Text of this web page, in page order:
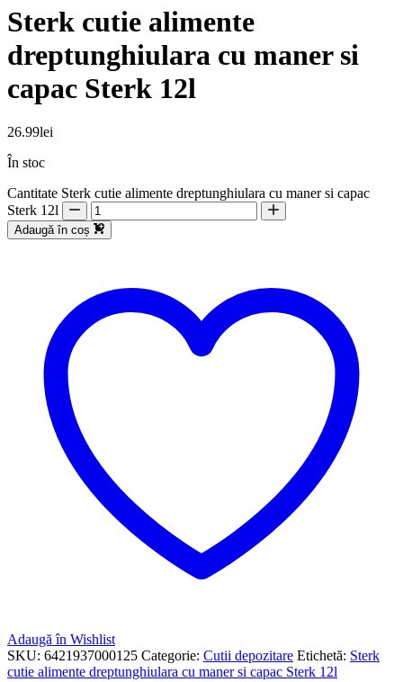
Sterk cutie alimente
dreptunghiulara cu maner si
capac Sterk 12l
26.99lei
În stoc
Cantitate Sterk cutie alimente dreptunghiulara cu maner si capac
Sterk 12l
Adaugă în coș
Adaugă în Wishlist
SKU: 6421937000125 Categorie: Cutii depozitare Etichetă: Sterk
cutie alimente dreptunghiulara cu maner si capac Sterk 12l